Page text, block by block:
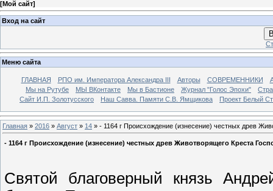
[Мой сайт]
Вход на сайт
Меню сайта
ГЛАВНАЯ РПО им. Императора Александра III Авторы СОВРЕМЕННИКИ
Мы на Рутубе
МЫ ВКонтакте Мы в Бастионе Журнал "Голос Эпохи"
Сайт И.П. Золотусского
Наш Савва. Памяти С.В. Ямщикова Проект Белый
Главная » 2016 » Август » 14 » - 1164 г Происхождение (изнесение) честных древ
- 1164 г Происхождение (изнесение) честных древ Животворящего Креста
Святой благоверный князь